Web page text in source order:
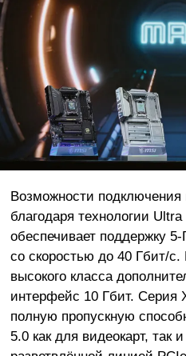
Возможности
благодаря технологии
обеспечивает поддержку
со скоростью до 40 Гбит/
высокого класса
интерфейс 10 Гбит. Серия
полную пропускную
5.0 как для видеокарт, так